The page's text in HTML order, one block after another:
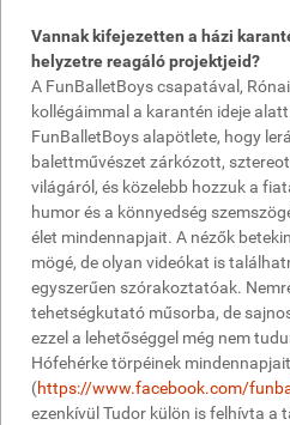
Vannak kifejezetten a házi
helyzetre reagáló projektjeid?
A FunBalletBoys csapatával,
kollégáimmal a karantén ideje
FunBalletBoys alapötlete, hogy
balettművészet zárkózott,
világáról, és közelebb hozzuk a
humor és a könnyedség
élet mindennapjait. A nézők
mögé, de olyan videókat is
egyszerűen szórakoztatóak.
tehetségkutató műsorba, de
ezzel a lehetőséggel még nem
Hófehérke törpéinek
(https://www.facebook.com/
ezenkívül Tudor külön is felhívta a